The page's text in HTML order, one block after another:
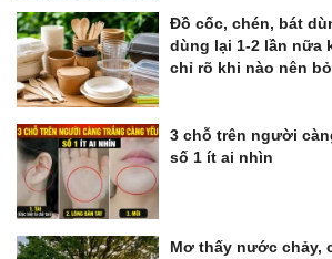
Đồ cốc, chén, bát
dùng lại 1-2 lần nữa
chỉ rõ khi nào nên
3 chỗ trên người
số 1 ít ai nhìn
Mơ thấy nước chảy,